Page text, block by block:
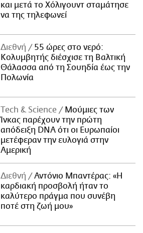
και μετά το Χόλιγουντ σταμάτησε
να της τηλεφωνεί
Διεθνή
55 ώρες στο νερό:
Κολυμβητής διέσχισε τη Βαλτική
Θάλασσα από τη Σουηδία έως την
Πολωνία
Τech & Science
Μούμιες των
Ίνκας παρέχουν την πρώτη
απόδειξη DNA ότι οι Ευρωπαίοι
μετέφεραν την ευλογιά στην
Αμερική
Διεθνή
Αντόνιο Μπαντέρας: «Η
καρδιακή προσβολή ήταν το
καλύτερο πράγμα που συνέβη
ποτέ στη ζωή μου»